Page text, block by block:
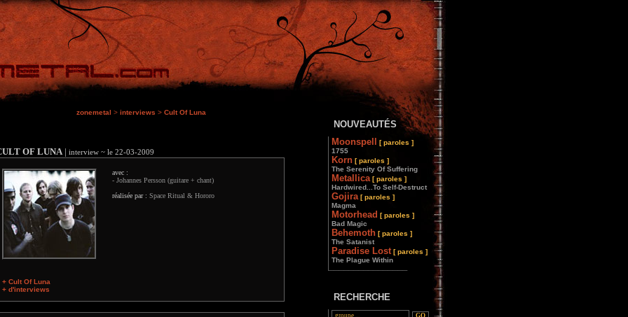
zonemetal > interviews > Cult Of Luna
OF LUNA| interview ~ le 22-03-2009
+ Cult Of Luna
+ d'interviews
avec :
- Johannes Persson (guitare + chant)
réalisée par : Space Ritual & Hororo
NOUVEAUTÉS
Moonspell
[ paroles ]
1755
Korn [ paroles ]
The Serenity Of Suffering
Metallica [ paroles ]
Hardwired...To Self-Destruct
Gojira [ paroles ]
Magma
Motorhead [ paroles ]
Bad Magic
Behemoth [ paroles ]
The Satanist
Paradise Lost [ paroles ]
The Plague Within
________________
RECHERCHE